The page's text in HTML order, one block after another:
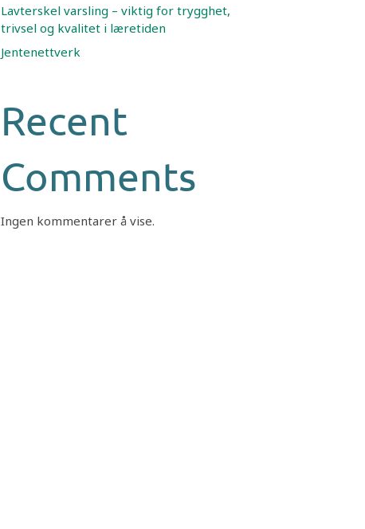
Lavterskel varsling – viktig for trygghet,
trivsel og kvalitet i læretiden
Jentenettverk
Recent
Comments
Ingen kommentarer å vise.